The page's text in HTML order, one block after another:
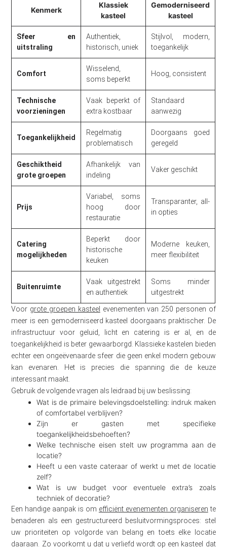
Kenmerk
Klassiek
kasteel
Gemoderniseerd
kasteel
Sfeer en
uitstraling
Authentiek,
historisch, uniek
Stijlvol, modern,
toegankelijk
Comfort
Wisselend,
soms beperkt
Hoog, consistent
Technische
voorzieningen
Vaak beperkt of
extra kostbaar
Standaard
aanwezig
Toegankelijkheid
Regelmatig
problematisch
Doorgaans goed
geregeld
Geschiktheid
grote groepen
Afhankelijk van
indeling
Vaker geschikt
Prijs
Variabel, soms
hoog door
restauratie
Transparanter, all-
in opties
Catering
mogelijkheden
Beperkt door
historische
keuken
Moderne keuken,
meer flexibiliteit
Buitenruimte
Vaak uitgestrekt
en authentiek
Soms minder
uitgestrekt
Voor grote groepen kasteel evenementen van 250 personen of
meer is een gemoderniseerd kasteel doorgaans praktischer. De
infrastructuur voor geluid, licht en catering is er al, en de
toegankelijkheid is beter gewaarborgd. Klassieke kastelen bieden
echter een ongeëvenaarde sfeer die geen enkel modern gebouw
kan evenaren. Het is precies die spanning die de keuze
interessant maakt.
Gebruik de volgende vragen als leidraad bij uw beslissing:
Wat is de primaire belevingsdoelstelling: indruk maken
of comfortabel verblijven?
Zijn er gasten met specifieke
toegankelijkheidsbehoeften?
Welke technische eisen stelt uw programma aan de
locatie?
Heeft u een vaste cateraar of werkt u met de locatie
zelf?
Wat is uw budget voor eventuele extra’s zoals
techniek of decoratie?
Een handige aanpak is om efficiënt evenementen organiseren te
benaderen als een gestructureerd besluitvormingsproces: stel
uw prioriteiten op volgorde van belang en toets elke locatie
daaraan. Zo voorkomt u dat u verliefd wordt op een kasteel dat